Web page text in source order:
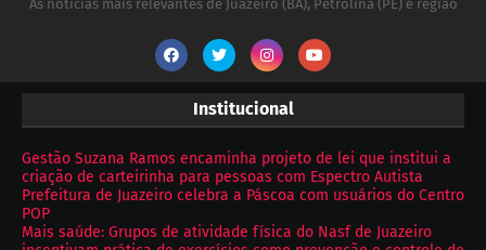
As notícias mais relevantes de Juazeiro (BA), Petrolina (PE) e região
Institucional
Gestão Suzana Ramos encaminha projeto de lei que institui a
criação de carteirinha para pessoas com Espectro Autista
Prefeitura de Juazeiro celebra a Páscoa com usuários do Centro
POP
Mais saúde: Grupos de atividade física do Nasf de Juazeiro